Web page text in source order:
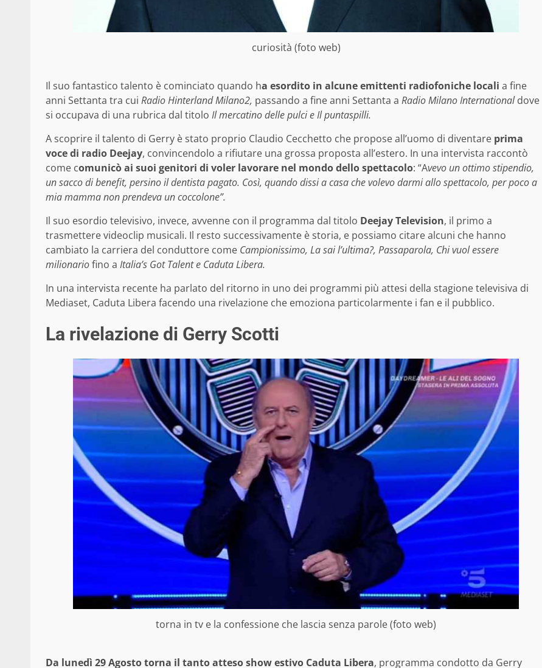
curiosità (foto web)
Il suo fantastico talento è cominciato quando ha esordito in alcune emittenti radiofoniche locali a fine
anni Settanta tra cui Radio Hinterland Milano2, passando a fine anni Settanta a Radio Milano Internationaldove
si occupava di una rubrica dal titolo Il mercatino delle pulci e Il puntaspilli.
A scoprire il talento di Gerry è stato proprio Claudio Cecchetto che propose all’uomo di diventare prima
voce di radio Deejay, convincendolo a rifiutare una grossa proposta all’estero. In una intervista raccontò
come comunicò ai suoi genitori di voler lavorare nel mondo dello spettacolo: “Avevo un ottimo stipendio,
un sacco di benefit, persino il dentista pagato. Così, quando dissi a casa che volevo darmi allo spettacolo, per poco a
mia mamma non prendeva un coccolone”.
Il suo esordio televisivo, invece, avvenne con il programma dal titolo Deejay Television, il primo a
trasmettere videoclip musicali. Il resto successivamente è storia, e possiamo citare alcuni che hanno
cambiato la carriera del conduttore come Campionissimo, La sai l’ultima?, Passaparola, Chi vuol essere
milionariofino a Italia’s Got Talent e Caduta Libera.
In una intervista recente ha parlato del ritorno in uno dei programmi più attesi della stagione televisiva di
Mediaset, Caduta Libera facendo una rivelazione che emoziona particolarmente i fan e il pubblico.
La rivelazione di Gerry Scotti
torna in tv e la confessione che lascia senza parole (foto web)
Da lunedì 29 Agosto torna il tanto atteso show estivo Caduta Libera, programma condotto da Gerry